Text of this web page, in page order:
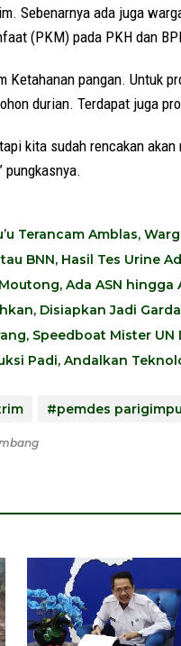
Sebenarnya ada juga
(PKM) pada PKH dan
Ketahanan pangan. Untuk
durian. Terdapat juga
kita sudah rencakan
pungkasnya.
Terancam Amblas,
BNN, Hasil Tes Urine
Ada ASN hingga
Disiapkan Jadi
Speedboat Mister
Padi, Andalkan
#pemdes